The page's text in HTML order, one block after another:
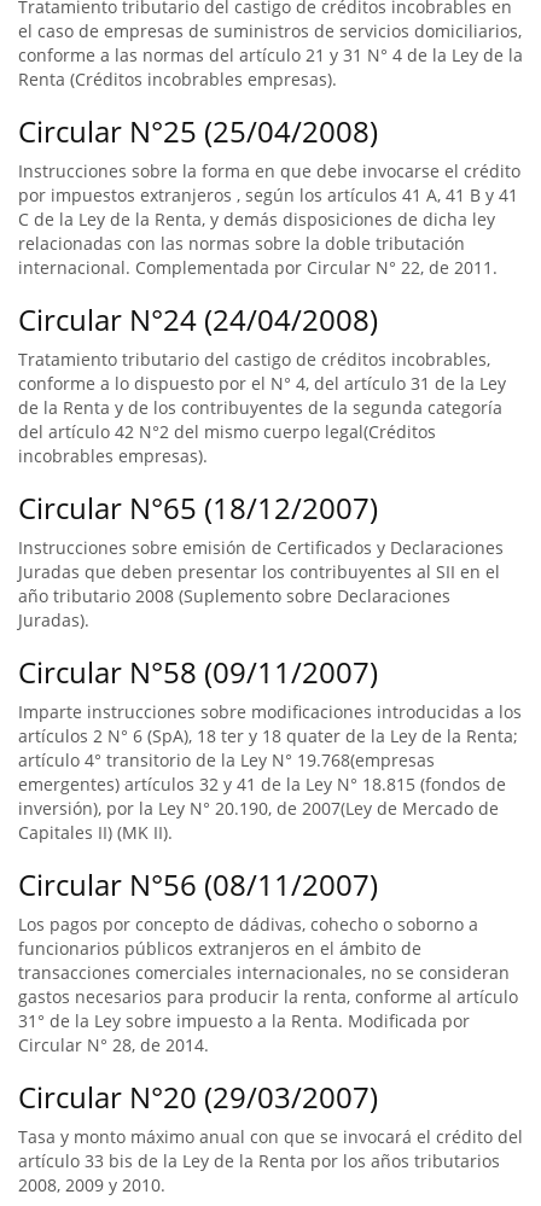
Tratamiento tributario del castigo de créditos incobrables en
el caso de empresas de suministros de servicios domiciliarios,
conforme a las normas del artículo 21 y 31 N° 4 de la Ley de la
Renta (Créditos incobrables empresas).
Circular N°25 (25/04/2008)
Instrucciones sobre la forma en que debe invocarse el crédito
por impuestos extranjeros , según los artículos 41 A, 41 B y 41
C de la Ley de la Renta, y demás disposiciones de dicha ley
relacionadas con las normas sobre la doble tributación
internacional. Complementada por Circular N° 22, de 2011.
Circular N°24 (24/04/2008)
Tratamiento tributario del castigo de créditos incobrables,
conforme a lo dispuesto por el N° 4, del artículo 31 de la Ley
de la Renta y de los contribuyentes de la segunda categoría
del artículo 42 N°2 del mismo cuerpo legal(Créditos
incobrables empresas).
Circular N°65 (18/12/2007)
Instrucciones sobre emisión de Certificados y Declaraciones
Juradas que deben presentar los contribuyentes al SII en el
año tributario 2008 (Suplemento sobre Declaraciones
Juradas).
Circular N°58 (09/11/2007)
Imparte instrucciones sobre modificaciones introducidas a los
artículos 2 N° 6 (SpA), 18 ter y 18 quater de la Ley de la Renta;
artículo 4° transitorio de la Ley N° 19.768(empresas
emergentes) artículos 32 y 41 de la Ley N° 18.815 (fondos de
inversión), por la Ley N° 20.190, de 2007(Ley de Mercado de
Capitales II) (MK II).
Circular N°56 (08/11/2007)
Los pagos por concepto de dádivas, cohecho o soborno a
funcionarios públicos extranjeros en el ámbito de
transacciones comerciales internacionales, no se consideran
gastos necesarios para producir la renta, conforme al artículo
31° de la Ley sobre impuesto a la Renta. Modificada por
Circular N° 28, de 2014.
Circular N°20 (29/03/2007)
Tasa y monto máximo anual con que se invocará el crédito del
artículo 33 bis de la Ley de la Renta por los años tributarios
2008, 2009 y 2010.